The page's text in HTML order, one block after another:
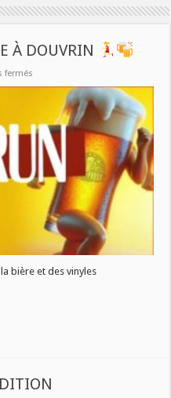
À DOUVRIN
fermés
DÉBARQUE
À
DOUVRIN
bière et des vinyles